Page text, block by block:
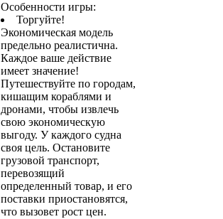
Особенности игры:
Торгуйте!
Экономическая модель
предельно реалистична.
Каждое ваше действие
имеет значение!
Путешествуйте по городам,
кишащим кораблями и
дронами, чтобы извлечь
свою экономическую
выгоду. У каждого судна
своя цель. Остановите
грузовой транспорт,
перевозящий
определенный товар, и его
поставки приостановятся,
что вызовет рост цен.